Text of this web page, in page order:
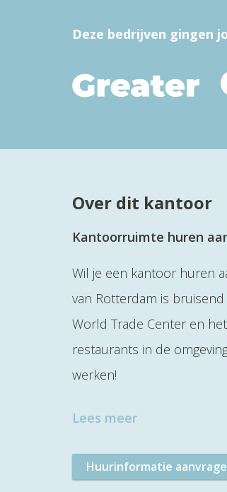
Deze bedrijven gingen
Over dit kantoor
Kantoorruimte huren
Wil je een kantoor huren
van Rotterdam is
World Trade Center en
restaurants in de
werken!
Lees meer
Huurinformatie